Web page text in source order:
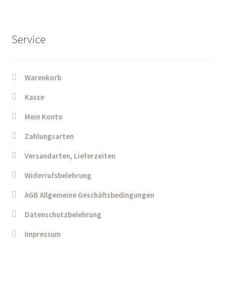
Service
Warenkorb
Kasse
Mein Konto
Zahlungsarten
Versandarten, Lieferzeiten
Widerrufsbelehrung
AGB Allgemeine Geschäftsbedingungen
Datenschutzbelehrung
Impressum